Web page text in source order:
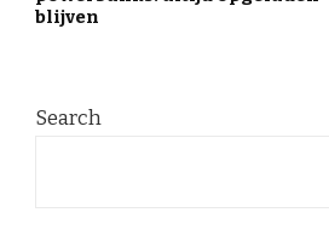
blijven
Search